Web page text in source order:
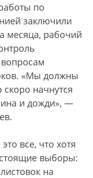
по
заключили
месяца, рабочий
«Мы должны
скоро начнутся
и дожди», —
все, что хотя
выборы:
на